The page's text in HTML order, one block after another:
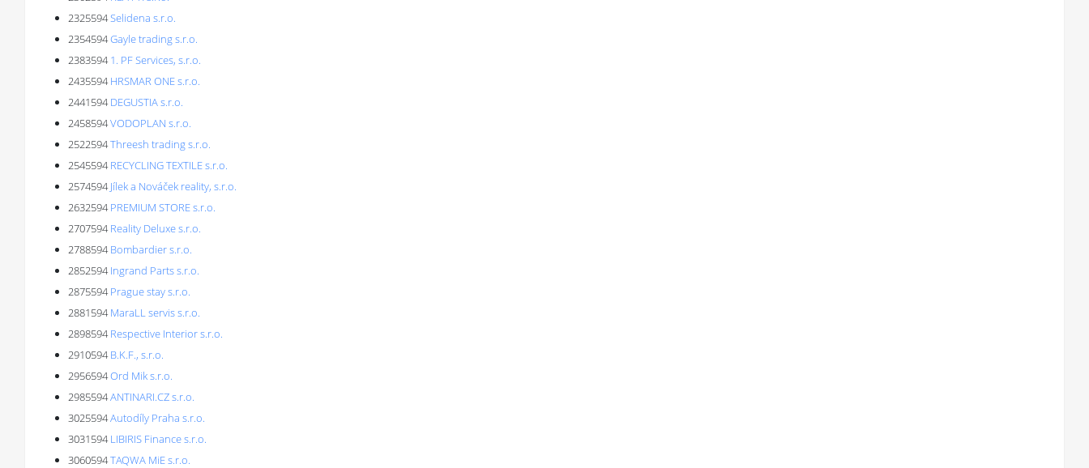
2325594Selidena s.r.o.
2354594Gayle trading s.r.o.
2383594 1. PF Services, s.r.o.
2435594 HRSMAR ONE s.r.o.
2441594 DEGUSTIA s.r.o.
2458594VODOPLAN s.r.o.
2522594Threesh trading s.r.o.
2545594 RECYCLING TEXTILE s.r.o.
2574594 Jílek a Nováček reality, s.r.o.
2632594 PREMIUM STORE s.r.o.
2707594 Reality Deluxe s.r.o.
2788594 Bombardier s.r.o.
2852594 Ingrand Parts s.r.o.
2875594 Prague stay s.r.o.
2881594 MaraLL servis s.r.o.
2898594 Respective Interior s.r.o.
2910594 B.K.F., s.r.o.
2956594Ord Mik s.r.o.
2985594ANTINARI.CZ s.r.o.
3025594Autodíly Praha s.r.o.
3031594 LIBIRIS Finance s.r.o.
3060594TAQWA MiE s.r.o.